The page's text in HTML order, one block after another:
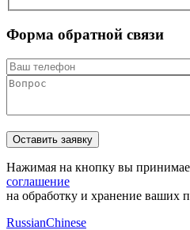
Форма обратной связи
Нажимая на кнопку вы
соглашение
на обработку и хранение ваших
RussianChinese